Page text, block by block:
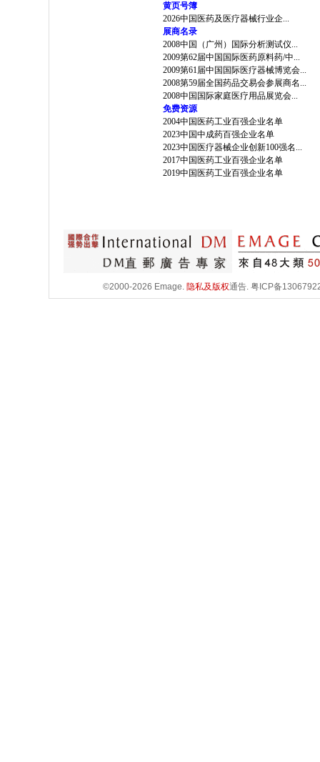
黄页号簿
2026中国医药及医疗器械行业企...
展商名录
2008中国（广州）国际分析测试仪...
2009第62届中国国际医药原料药/中...
2009第61届中国国际医疗器械博览会...
2008第59届全国药品交易会参展商名...
2008中国国际家庭医疗用品展览会...
免费资源
2004中国医药工业百强企业名单
2023中国中成药百强企业名单
2023中国医疗器械企业创新100强名...
2017中国医药工业百强企业名单
2019中国医药工业百强企业名单
©2000-2026 Emage. 隐私及版权通告. 粤ICP备